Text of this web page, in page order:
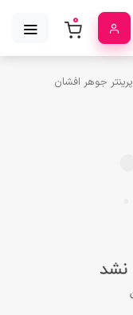
0
پرینتر جوهر افشان